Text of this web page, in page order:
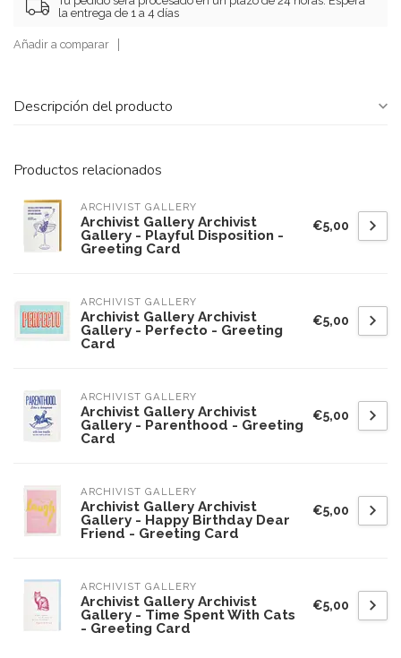
la entrega de 1 a 4 días
Añadir a comparar
Descripción del producto
Productos relacionados
ARCHIVIST GALLERY
Archivist Gallery Archivist
Gallery - Playful Disposition -
Greeting Card
€5,00
ARCHIVIST GALLERY
Archivist Gallery Archivist
Gallery - Perfecto - Greeting
Card
€5,00
ARCHIVIST GALLERY
Archivist Gallery Archivist
Gallery - Parenthood - Greeting
Card
€5,00
ARCHIVIST GALLERY
Archivist Gallery Archivist
Gallery - Happy Birthday Dear
Friend - Greeting Card
€5,00
ARCHIVIST GALLERY
Archivist Gallery Archivist
Gallery - Time Spent With Cats
- Greeting Card
€5,00